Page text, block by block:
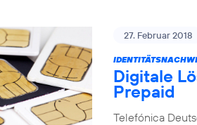
27. Februar 2018
Digitale
Prepaid
Telefónica